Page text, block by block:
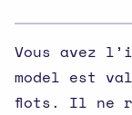
Vous avez
model est
flots. Il ne